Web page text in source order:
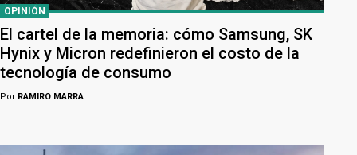
OPINIÓN
El cartel de la memoria: cómo Samsung, SK
Hynix y Micron redefinieron el costo de la
tecnología de consumo
Por RAMIRO MARRA